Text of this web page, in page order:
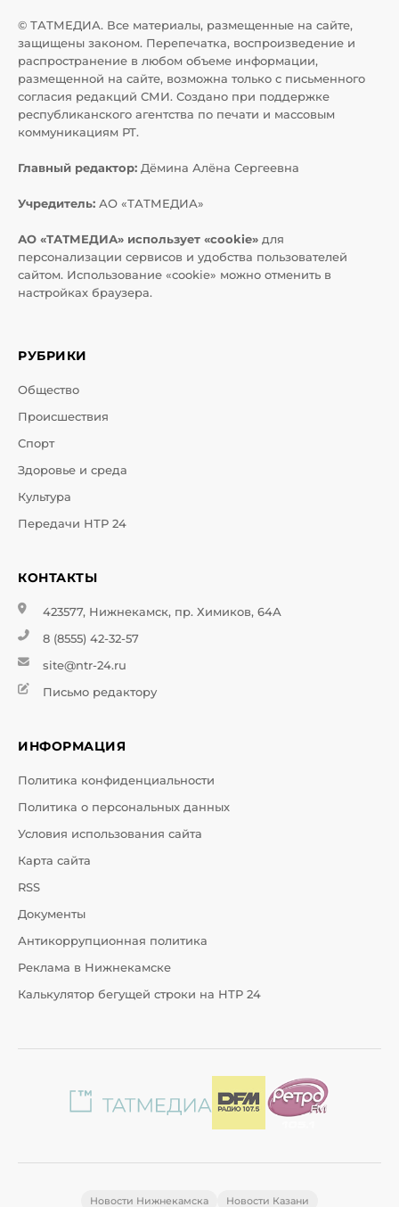
© ТАТМЕДИА. Все материалы, размещенные на сайте,
защищены законом. Перепечатка, воспроизведение и
распространение в любом объеме информации,
размещенной на сайте, возможна только с письменного
согласия редакций СМИ. Создано при поддержке
республиканского агентства по печати и массовым
коммуникациям РТ.
Главный редактор: Дёмина Алёна Сергеевна
Учредитель: АО «ТАТМЕДИА»
АО «ТАТМЕДИА» использует «cookie» для
персонализации сервисов и удобства пользователей
сайтом. Использование «cookie» можно отменить в
настройках браузера.
РУБРИКИ
Общество
Происшествия
Спорт
Здоровье и среда
Культура
Передачи НТР 24
КОНТАКТЫ
423577, Нижнекамск, пр. Химиков, 64А
8 (8555) 42-32-57
site@ntr-24.ru
Письмо редактору
ИНФОРМАЦИЯ
Политика конфиденциальности
Политика о персональных данных
Условия использования сайта
Карта сайта
RSS
Документы
Антикоррупционная политика
Реклама в Нижнекамске
Калькулятор бегущей строки на НТР 24
Новости Нижнекамска Новости Казани